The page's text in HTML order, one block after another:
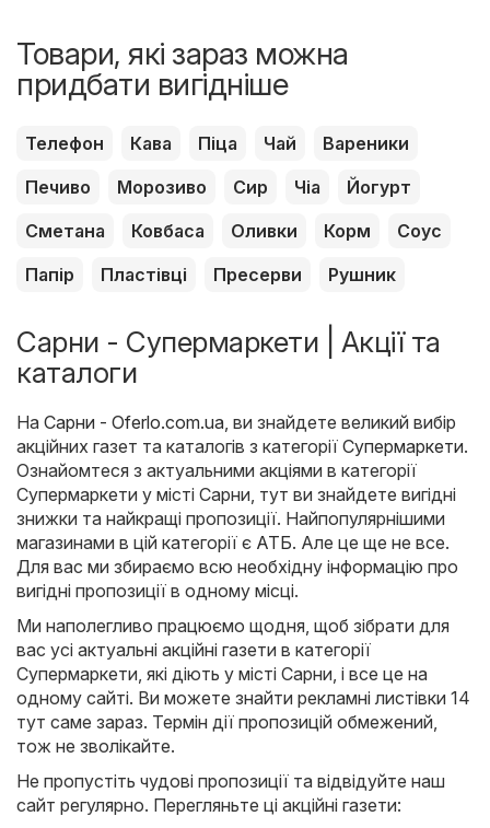
Товари, які зараз можна
придбати вигідніше
Телефон Кава Піца Чай
Вареники
Печиво
Морозиво Сир Чіа
Йогурт
Сметана
Ковбаса Оливки Корм
Соус
Папір
Пластівці Пресерви Рушник
Сарни - Супермаркети | Акції та
каталоги
На Сарни - Oferlo.com.ua, ви знайдете великий вибір
акційних газет та каталогів з категорії Супермаркети.
Ознайомтеся з актуальними акціями в категорії
Супермаркети у місті Сарни, тут ви знайдете вигідні
знижки та найкращі пропозиції. Найпопулярнішими
магазинами в цій категорії є АТБ. Але це ще не все.
Для вас ми збираємо всю необхідну інформацію про
вигідні пропозиції в одному місці.
Ми наполегливо працюємо щодня, щоб зібрати для
вас усі актуальні акційні газети в категорії
Супермаркети, які діють у місті Сарни, і все це на
одному сайті. Ви можете знайти рекламні листівки 14
тут саме зараз. Термін дії пропозицій обмежений,
тож не зволікайте.
Не пропустіть чудові пропозиції та відвідуйте наш
сайт регулярно. Перегляньте ці акційні газети: